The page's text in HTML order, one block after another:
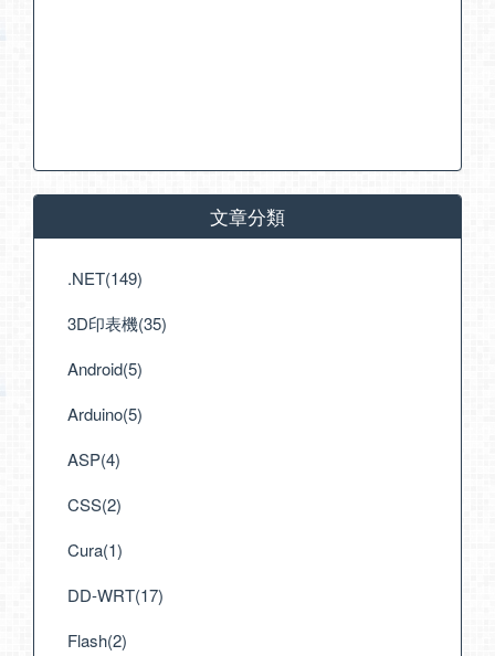
文章分類
.NET(149)
3D印表機(35)
Android(5)
Arduino(5)
ASP(4)
CSS(2)
Cura(1)
DD-WRT(17)
Flash(2)